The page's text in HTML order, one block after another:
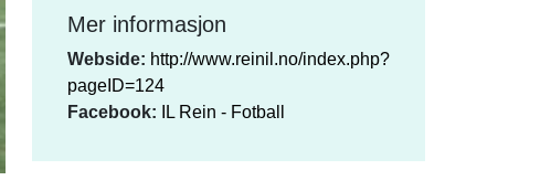
Mer informasjon
Webside: http://www.reinil.no/index.php?
pageID=124
Facebook:
IL Rein - Fotball